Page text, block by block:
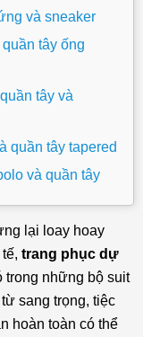
lại loay hoay
trang phục dự
trong những bộ suit
sang trọng, tiệc
hoàn toàn có thể
và sneaker
tây ống
tây và
quần tây tapered
và quần tây
quần tây ống
và quần tây
với áo thun và